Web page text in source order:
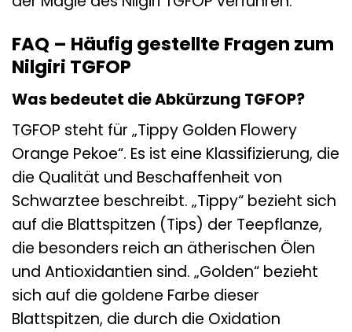
FAQ – Häufig gestellte Fragen zum
Nilgiri TGFOP
Was bedeutet die Abkürzung TGFOP?
TGFOP steht für „Tippy Golden Flowery
Orange Pekoe“. Es ist eine Klassifizierung, die
die Qualität und Beschaffenheit von
Schwarztee beschreibt. „Tippy“ bezieht sich
auf die Blattspitzen (Tips) der Teepflanze,
die besonders reich an ätherischen Ölen
und Antioxidantien sind. „Golden“ bezieht
sich auf die goldene Farbe dieser
Blattspitzen, die durch die Oxidation